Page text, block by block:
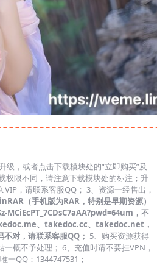
级，或者点击下载模块处的“立即购买”及
权限不同，请注意下载模块处的标注；升
，请联系客服QQ； 3、资源一经售出，
（手机版为RAR，特别是早期资源）
，不
、takedoc.cc、takedoc.net，
对，请联系客服QQ； 5、购买资源获得
概不予处理； 6、充值时请不要挂VPN，
一QQ：1344747531；